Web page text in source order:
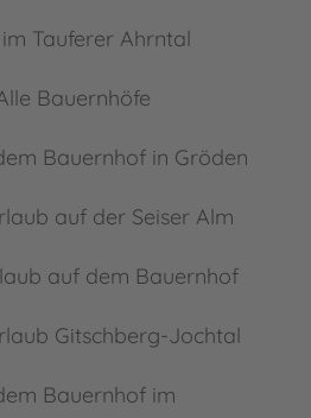
Tauferer Ahrntal
Bauernhöfe
Bauernhof in Gröden
auf der Seiser Alm
auf dem Bauernhof
Gitschberg-Jochtal
Bauernhof im